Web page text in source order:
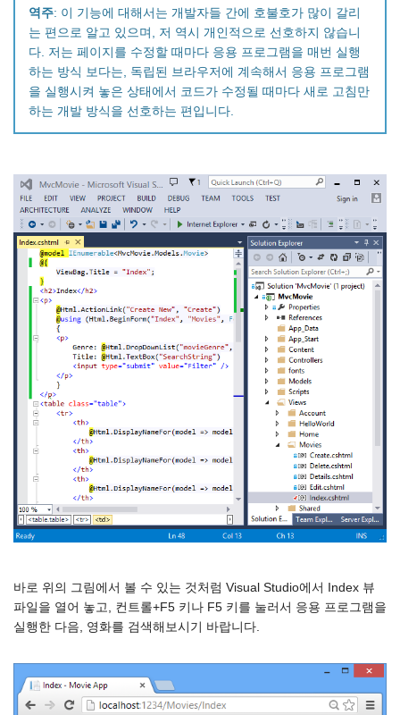
역주: 이 기능에 대해서는 개발자들 간에 호불호가 많이 갈리
는 편으로 알고 있으며, 저 역시 개인적으로 선호하지 않습니
다. 저는 페이지를 수정할 때마다 응용 프로그램을 매번 실행
하는 방식 보다는, 독립된 브라우저에 계속해서 응용 프로그램
을 실행시켜 놓은 상태에서 코드가 수정될 때마다 새로 고침만
하는 개발 방식을 선호하는 편입니다.
바로 위의 그림에서 볼 수 있는 것처럼 Visual Studio에서 Index 뷰
파일을 열어 놓고, 컨트롤+F5 키나 F5 키를 눌러서 응용 프로그램을
실행한 다음, 영화를 검색해보시기 바랍니다.